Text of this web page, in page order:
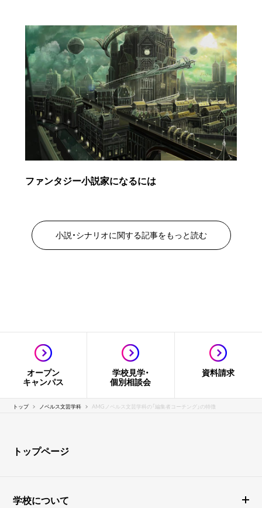
ファンタジー小説家になるには
小説・シナリオに関する記事をもっと読む
オープン
キャンパス
学校見学・
個別相談会
資料請求
トップ ノベルス文芸学科 AMGノベルス文芸学科の「編集者コーチング」の特徴
トップページ
学校について